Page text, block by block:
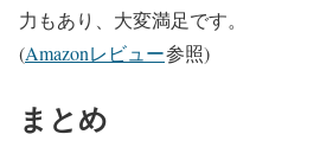
力もあり、大変満足です。
(Amazonレビュー参照)
まとめ